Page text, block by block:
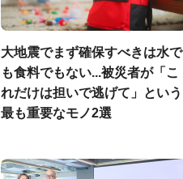
大地震でまず確保すべきは水で
も食料でもない...被災者が「こ
れだけは担いで逃げて」という
最も重要なモノ2選